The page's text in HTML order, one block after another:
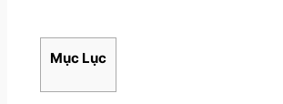
Mục Lục